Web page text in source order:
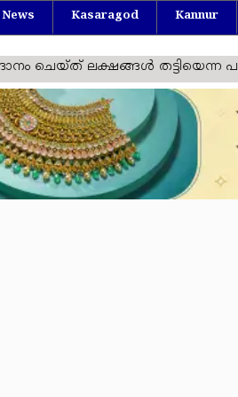
Kasaragod Kannur